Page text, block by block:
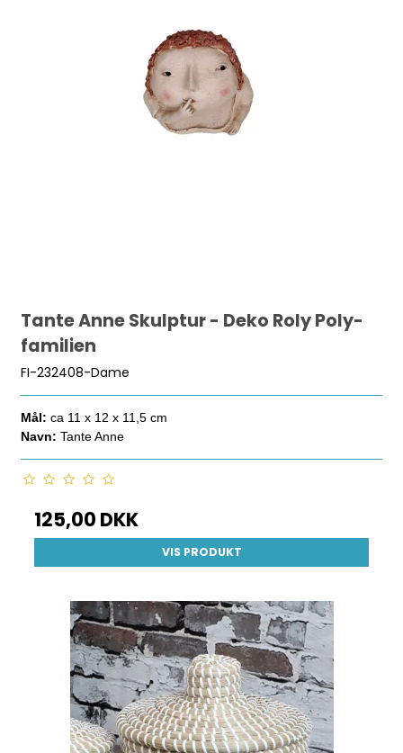
Tante Anne Skulptur - Deko Roly Poly-
familien
FI-232408-Dame
Mål: ca 11 x 12 x 11,5 cm
Navn: Tante Anne
125,00 DKK
VIS PRODUKT